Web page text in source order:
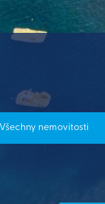
Všechny nemovitosti